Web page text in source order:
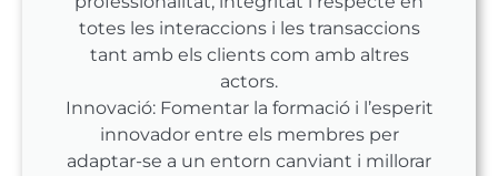
totes les interaccions i les transaccions
tant amb els clients com amb altres
actors.
Innovació: Fomentar la formació i l’esperit
innovador entre els membres per
adaptar-se a un entorn canviant i millorar